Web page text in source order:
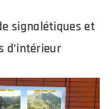
signalétiques et
d’intérieur